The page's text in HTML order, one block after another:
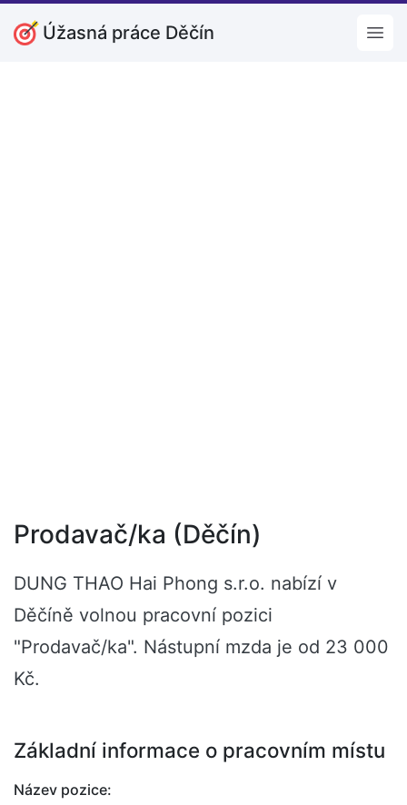
Úžasná práce Děčín
Prodavač/ka (Děčín)
DUNG THAO Hai Phong s.r.o. nabízí v
Děčíně volnou pracovní pozici
"Prodavač/ka". Nástupní mzda je od 23 000
Kč.
Základní informace o pracovním místu
Název pozice: